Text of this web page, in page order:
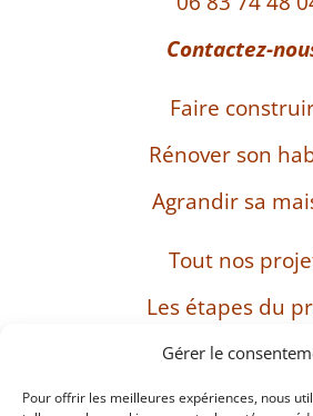
Gérer le
Pour offrir les meilleures expériences, nous
Contactez-
Faire
Rénover son
Agrandir sa
Tout nos
Les étapes du
L’entreprise